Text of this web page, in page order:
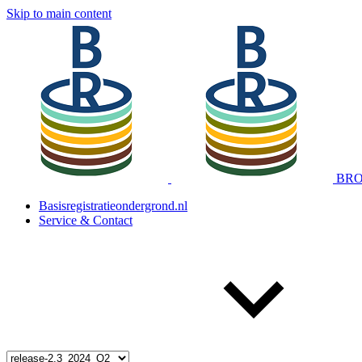
Skip to main content
Basisregistratieondergrond.nl
Service & Contact